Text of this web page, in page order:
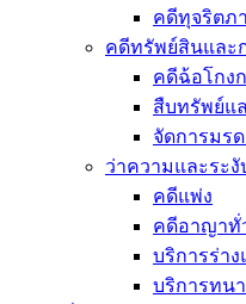
คดีทุจริตภ
คดีทรัพย์สินและ
คดีฉ้อโกง
สืบทรัพย์แ
จัดการมร
ว่าความและระ
คดีแพ่ง
คดีอาญาทั่
บริการร่า
บริการทน